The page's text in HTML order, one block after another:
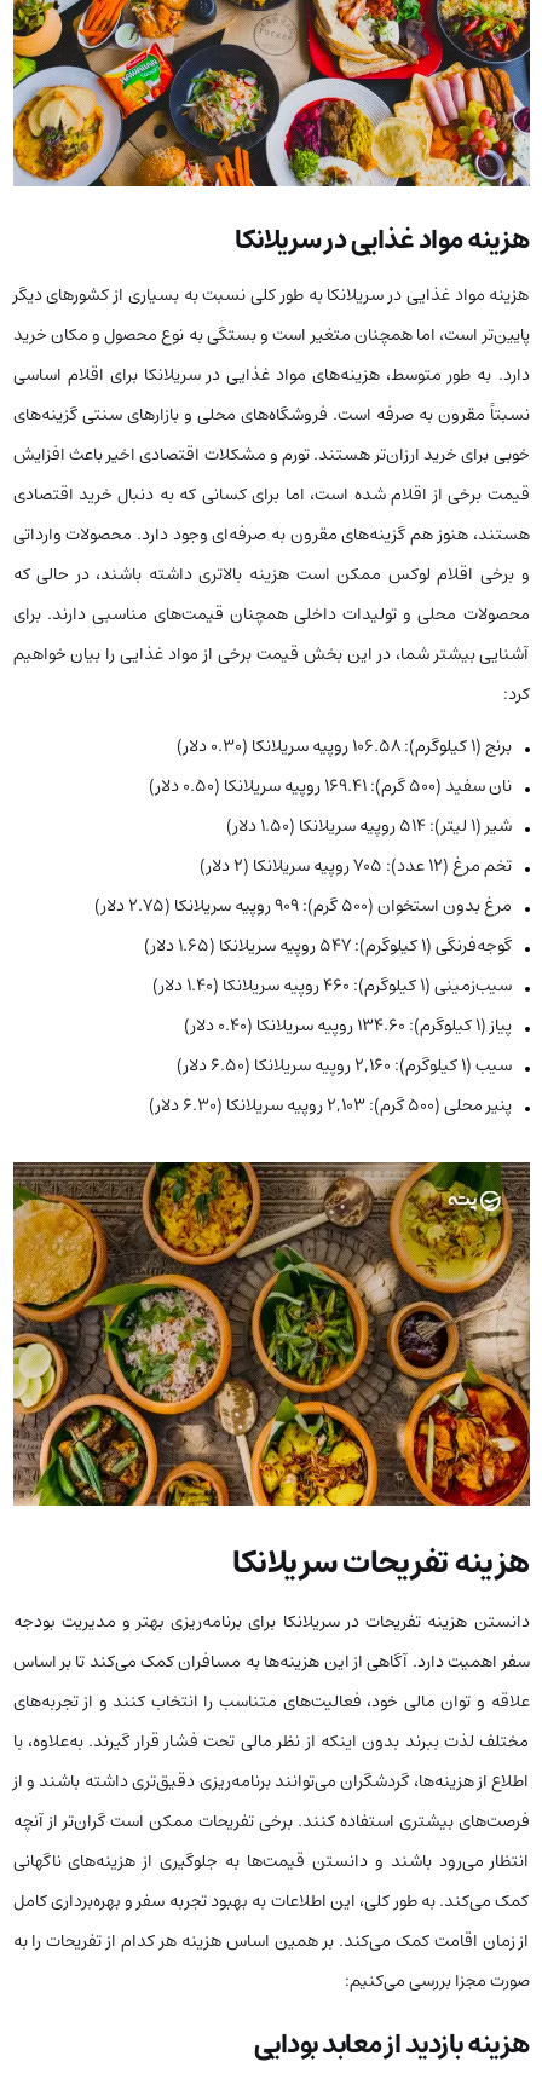
هزینه مواد غذایی در سریلانکا
هزینه مواد غذایی در سریلانکا به طور کلی نسبت به بسیاری از کشورهای دیگر
پایین‌تر است، اما همچنان متغیر است و بستگی به نوع محصول و مکان خرید
دارد. به طور متوسط، هزینه‌های مواد غذایی در سریلانکا برای اقلام اساسی
نسبتاً مقرون به صرفه است. فروشگاه‌های محلی و بازارهای سنتی گزینه‌های
خوبی برای خرید ارزان‌تر هستند. تورم و مشکلات اقتصادی اخیر باعث افزایش
قیمت برخی از اقلام شده است، اما برای کسانی که به دنبال خرید اقتصادی
هستند، هنوز هم گزینه‌های مقرون به صرفه‌ای وجود دارد. محصولات وارداتی
و برخی اقلام لوکس ممکن است هزینه بالاتری داشته باشند، در حالی که
محصولات محلی و تولیدات داخلی همچنان قیمت‌های مناسبی دارند. برای
آشنایی بیشتر شما، در این بخش قیمت برخی از مواد غذایی را بیان خواهیم
کرد:
برنج (1 کیلوگرم): 106.58 روپیه سریلانکا (0.30 دلار)
نان سفید (500 گرم): 169.41 روپیه سریلانکا (0.50 دلار)
شیر (1 لیتر): 514 روپیه سریلانکا (1.50 دلار)
تخم مرغ (12 عدد): 705 روپیه سریلانکا (2 دلار)
مرغ بدون استخوان (500 گرم): 909 روپیه سریلانکا (2.75 دلار)
گوجه‌فرنگی (1 کیلوگرم): 547 روپیه سریلانکا (1.65 دلار)
سیب‌زمینی (1 کیلوگرم): 460 روپیه سریلانکا (1.40 دلار)
پیاز (1 کیلوگرم): 134.60 روپیه سریلانکا (0.40 دلار)
سیب (1 کیلوگرم): 2,160 روپیه سریلانکا (6.50 دلار)
پنیر محلی (500 گرم): 2,103 روپیه سریلانکا (6.30 دلار)
هزینه تفریحات سریلانکا
دانستن هزینه تفریحات در سریلانکا برای برنامه‌ریزی بهتر و مدیریت بودجه
سفر اهمیت دارد. آگاهی از این هزینه‌ها به مسافران کمک می‌کند تا بر اساس
علاقه و توان مالی خود، فعالیت‌های متناسب را انتخاب کنند و از تجربه‌های
مختلف لذت ببرند بدون اینکه از نظر مالی تحت فشار قرار گیرند. به‌علاوه، با
اطلاع از هزینه‌ها، گردشگران می‌توانند برنامه‌ریزی دقیق‌تری داشته باشند و از
فرصت‌های بیشتری استفاده کنند. برخی تفریحات ممکن است گران‌تر از آنچه
انتظار می‌رود باشند و دانستن قیمت‌ها به جلوگیری از هزینه‌های ناگهانی
کمک می‌کند. به طور کلی، این اطلاعات به بهبود تجربه سفر و بهره‌برداری کامل
از زمان اقامت کمک می‌کند. بر همین اساس هزینه هر کدام از تفریحات را به
صورت مجزا بررسی می‌کنیم:
هزینه بازدید از معابد بودایی